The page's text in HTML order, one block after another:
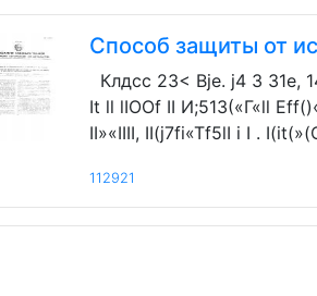
Способ защиты от
Клдсс 23< Bje. j4 3 31е,
It ll lIOOf II И;513(«Г«ll
II»«IIII, II(j7fi«Tf5lI i I .
112921